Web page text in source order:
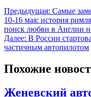
Предыдущая: Самые
10-16 мая: история
поиск любви в Англии
Далее: В России
частичным автопилотом
Похожие
Женевский